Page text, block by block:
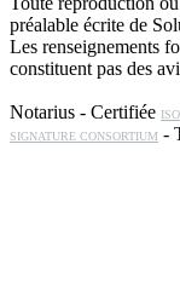
préalable écrite de
Les renseignements
constituent pas des
Notarius - Certifiée
SIGNATURE CONSORTIUM -